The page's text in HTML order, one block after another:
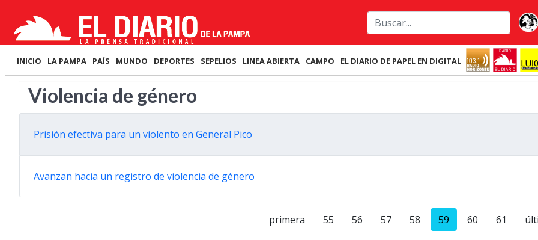
INICIO LA PAMPA PAÍS MUNDO DEPORTES SEPELIOS LINEA ABIERTA CAMPO EL DIARIO DE PAPEL EN DIGITAL
Violencia de género
Prisión efectiva para un violento en General Pico
Avanzan hacia un registro de violencia de género
primera 55 56 57 58 59 60 61